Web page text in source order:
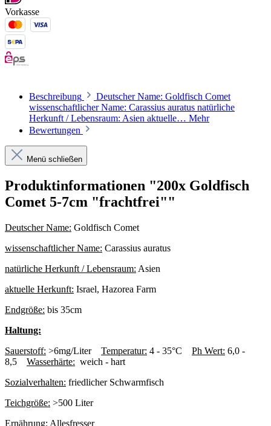
Vorkasse
Beschreibung
Deutscher Name: Goldfisch Comet
wissenschaftlicher Name: Carassius auratus natürliche
Herkunft / Lebensraum: Asien aktuelle… Mehr
Bewertungen
Menü schließen
Produktinformationen "200x Goldfisch
Comet 5-7cm "frachtfrei""
Deutscher Name: Goldfisch Comet
wissenschaftlicher Name: Carassius auratus
natürliche Herkunft / Lebensraum: Asien
aktuelle Herkunft: Israel, Hazorea Farm
Endgröße: bis 35cm
Haltung:
Sauerstoff: >6mg/Liter Temperatur: 4 - 35°C Ph Wert: 6,0 -
8,5 Wasserhärte: weich - hart
Sozialverhalten: friedlicher Schwarmfisch
Teichgröße: >500 Liter
Ernährung: Allesfresser